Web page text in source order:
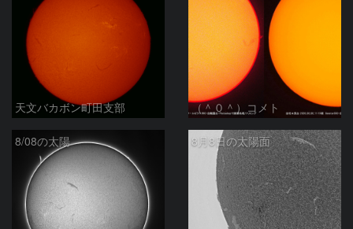
天文バカボン町田支部 （＾０＾）コメト
8/08の太陽 8月8日の太陽面